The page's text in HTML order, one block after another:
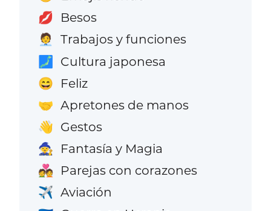
💋 Besos
🧑‍💼 Trabajos y funciones
🗾 Cultura japonesa
😄 Feliz
🤝 Apretones de manos
👋 Gestos
🧙 Fantasía y Magia
💑 Parejas con corazones
✈️ Aviación